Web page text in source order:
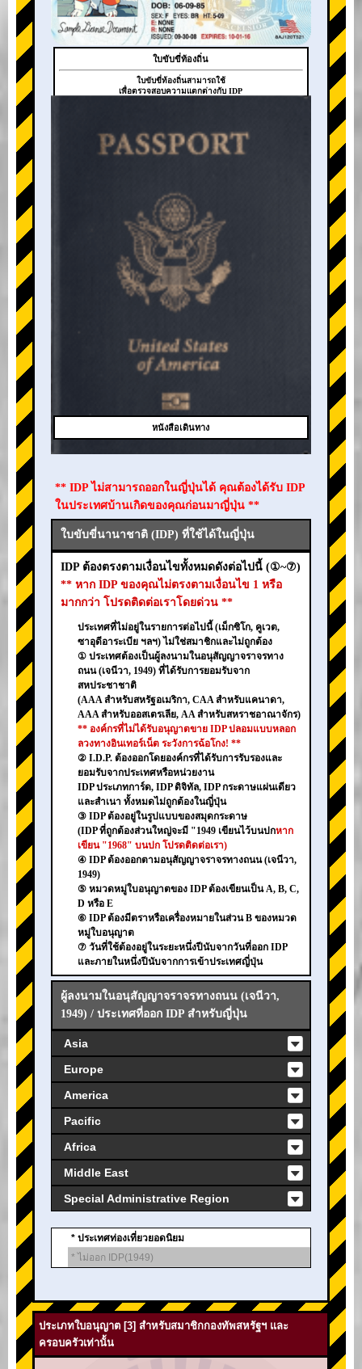
+
ใบขับขี่ท้องถิ่น
ใบขับขี่ท้องถิ่นสามารถใช้
เพื่อตรวจสอบความแตกต่างกับ IDP
หนังสือเดินทาง
** IDP ไม่สามารถออกในญี่ปุ่นได้ คุณต้องได้รับ IDP
ในประเทศบ้านเกิดของคุณก่อนมาญี่ปุ่น **
ใบขับขี่นานาชาติ (IDP) ที่ใช้ได้ในญี่ปุ่น
IDP ต้องตรงตามเงื่อนไขทั้งหมดดังต่อไปนี้ (①~⑦)
** หาก IDP ของคุณไม่ตรงตามเงื่อนไข 1 หรือ
มากกว่า โปรดติดต่อเราโดยด่วน **
ประเทศที่ไม่อยู่ในรายการต่อไปนี้ (เม็กซิโก, คูเวต,
ซาอุดีอาระเบีย ฯลฯ) ไม่ใช่สมาชิกและไม่ถูกต้อง
① ประเทศต้องเป็นผู้ลงนามในอนุสัญญาจราจรทาง
ถนน (เจนีวา, 1949) ที่ได้รับการยอมรับจาก
สหประชาชาติ
(AAA สำหรับสหรัฐอเมริกา, CAA สำหรับแคนาดา,
AAA สำหรับออสเตรเลีย, AA สำหรับสหราชอาณาจักร)
** องค์กรที่ไม่ได้รับอนุญาตขาย IDP ปลอมแบบหลอก
ลวงทางอินเทอร์เน็ต ระวังการฉ้อโกง! **
② I.D.P. ต้องออกโดยองค์กรที่ได้รับการรับรองและ
ยอมรับจากประเทศหรือหน่วยงาน
IDP ประเภทการ์ด, IDP ดิจิทัล, IDP กระดาษแผ่นเดียว
และสำเนา ทั้งหมดไม่ถูกต้องในญี่ปุ่น
③ IDP ต้องอยู่ในรูปแบบของสมุดกระดาษ
(IDP ที่ถูกต้องส่วนใหญ่จะมี "1949 เขียนไว้บนปกหาก
เขียน "1968" บนปก โปรดติดต่อเรา)
④ IDP ต้องออกตามอนุสัญญาจราจรทางถนน (เจนีวา,
1949)
⑤ หมวดหมู่ใบอนุญาตของ IDP ต้องเขียนเป็น A, B, C,
D หรือ E
⑥ IDP ต้องมีตราหรือเครื่องหมายในส่วน B ของหมวด
หมู่ใบอนุญาต
⑦ วันที่ใช้ต้องอยู่ในระยะหนึ่งปีนับจากวันที่ออก IDP
และภายในหนึ่งปีนับจากการเข้าประเทศญี่ปุ่น
ผู้ลงนามในอนุสัญญาจราจรทางถนน (เจนีวา,
1949) / ประเทศที่ออก IDP สำหรับญี่ปุ่น
Asia
Europe
America
Pacific
Africa
Middle East
Special Administrative Region
* ประเทศท่องเที่ยวยอดนิยม
* ไม่ออก IDP(1949)
ประเภทใบอนุญาต [3] สำหรับสมาชิกกองทัพสหรัฐฯ และ
ครอบครัวเท่านั้น